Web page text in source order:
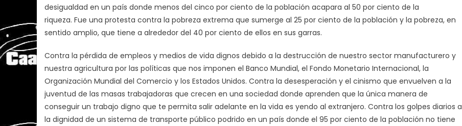
desigualdad en un país donde menos del cinco por ciento de la población acapara al 50 por ciento de la
riqueza. Fue una protesta contra la pobreza extrema que sumerge al 25 por ciento de la población y la pobreza, en
sentido amplio, que tiene a alrededor del 40 por ciento de ellos en sus garras.
Contra la pérdida de empleos y medios de vida dignos debido a la destrucción de nuestro sector manufacturero y
nuestra agricultura por las políticas que nos imponen el Banco Mundial, el Fondo Monetario Internacional, la
Organización Mundial del Comercio y los Estados Unidos. Contra la desesperación y el cinismo que envuelven a la
juventud de las masas trabajadoras que crecen en una sociedad donde aprenden que la única manera de
conseguir un trabajo digno que te permita salir adelante en la vida es yendo al extranjero. Contra los golpes diarios a
la dignidad de un sistema de transporte público podrido en un país donde el 95 por ciento de la población no tiene